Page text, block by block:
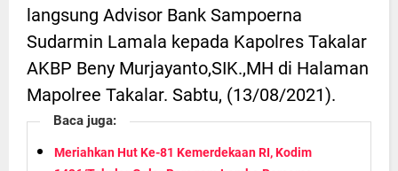
langsung Advisor Bank Sampoerna
Sudarmin Lamala kepada Kapolres Takalar
AKBP Beny Murjayanto,SIK.,MH di Halaman
Mapolree Takalar. Sabtu, (13/08/2021).
Baca juga:
Meriahkan Hut Ke-81 Kemerdekaan RI, Kodim